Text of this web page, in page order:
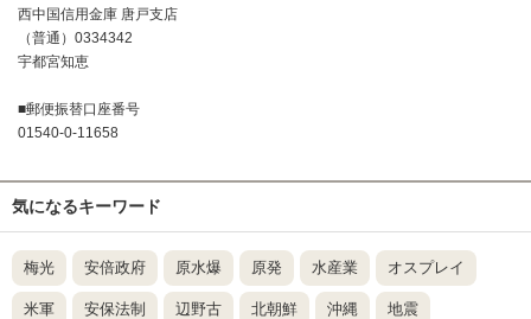
西中国信用金庫 唐戸支店
（普通）0334342
宇都宮知恵
■郵便振替口座番号
01540-0-11658
気になるキーワード
梅光 安倍政府 原水爆 原発 水産業 オスプレイ
米軍 安保法制 辺野古 北朝鮮 沖縄 地震